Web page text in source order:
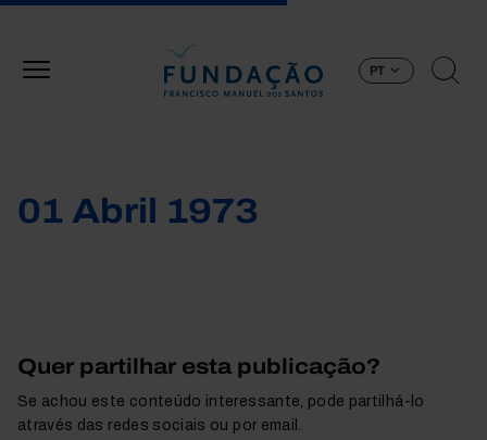
PT
01 Abril 1973
Quer partilhar esta publicação?
Se achou este conteúdo interessante, pode partilhá-lo
através das redes sociais ou por email.